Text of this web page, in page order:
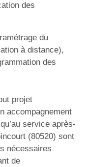
des
du
à distance),
des
projet
accompagnement
service après-
(80520) sont
nécessaires
de